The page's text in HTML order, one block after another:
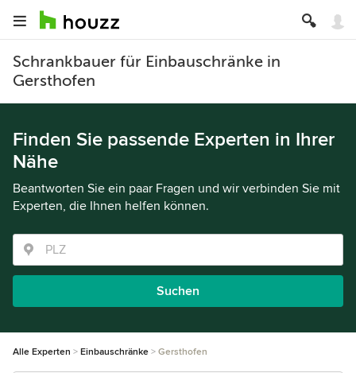
Schrankbauer für Einbauschränke in
Gersthofen
Finden Sie passende Experten in Ihrer
Nähe
Beantworten Sie ein paar Fragen und wir verbinden Sie mit
Experten, die Ihnen helfen können.
Suchen
Alle Experten Einbauschränke Gersthofen